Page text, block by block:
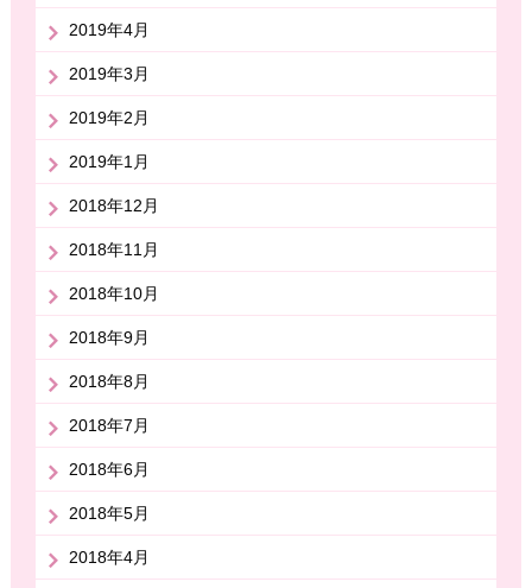
2019年4月
2019年3月
2019年2月
2019年1月
2018年12月
2018年11月
2018年10月
2018年9月
2018年8月
2018年7月
2018年6月
2018年5月
2018年4月